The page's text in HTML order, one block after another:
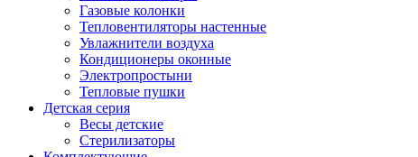
Газовые колонки
Тепловентиляторы настенные
Увлажнители воздуха
Кондиционеры оконные
Электропростыни
Тепловые пушки
Детская серия
Весы детские
Стерилизаторы